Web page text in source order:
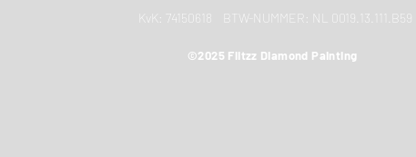
KvK: 74150618 BTW-NUMMER: NL 0019.13.111.B59
©2025 Flitzz Diamond Painting